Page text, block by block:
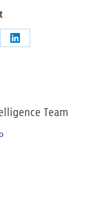
Share
Team